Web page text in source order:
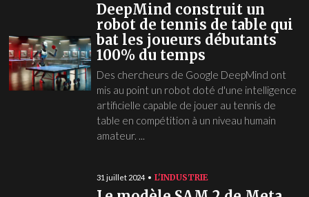
DeepMind construit un
robot de tennis de table qui
bat les joueurs débutants
100% du temps
Des chercheurs de Google DeepMind ont
mis au point un robot doté d'une intelligence
artificielle capable de jouer au tennis de
table en compétition à un niveau humain
amateur. ...
31 juillet 2024 L'INDUSTRIE